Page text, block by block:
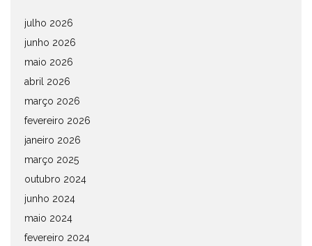
julho 2026
junho 2026
maio 2026
abril 2026
março 2026
fevereiro 2026
janeiro 2026
março 2025
outubro 2024
junho 2024
maio 2024
fevereiro 2024